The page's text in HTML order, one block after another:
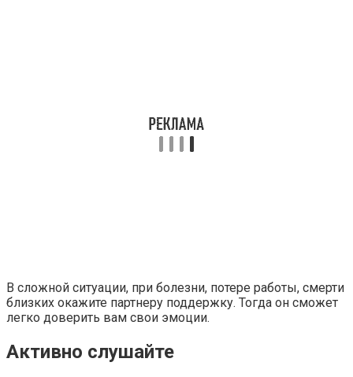
В сложной ситуации, при болезни, потере работы, смерти
близких окажите партнеру поддержку. Тогда он сможет
легко доверить вам свои эмоции.
Активно слушайте